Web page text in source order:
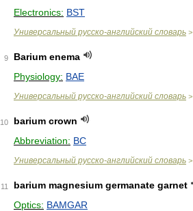
Electronics: BST
Универсальный русско-английский словарь >
9
Barium enema
Physiology: BAE
Универсальный русско-английский словарь >
10
barium crown
Abbreviation: BC
Универсальный русско-английский словарь >
11
barium magnesium germanate garnet
Optics: BAMGAR